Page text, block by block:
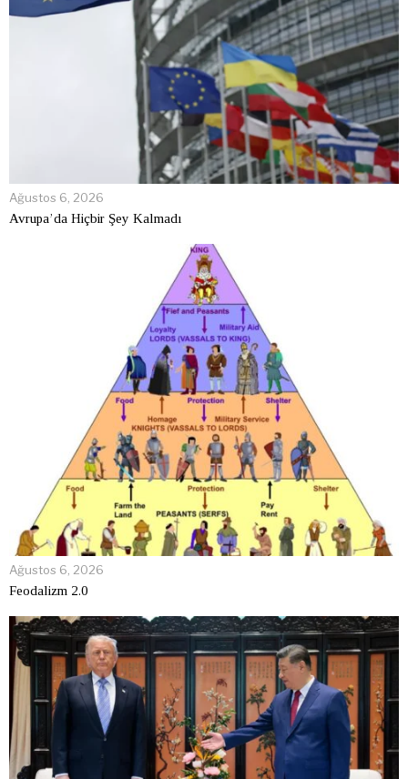
Ağustos 6, 2026
Avrupa’da Hiçbir Şey Kalmadı
Ağustos 6, 2026
Feodalizm 2.0